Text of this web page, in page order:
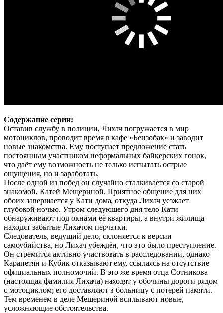
Содержание серии:
Оставив службу в полиции, Лихач погружается в мир
мотоциклов, проводит время в кафе «Бензобак» и заводит
новые знакомства. Ему поступает предложение стать
постоянным участником неформальных байкерских гонок,
что даёт ему возможность не только испытать острые
ощущения, но и заработать.
После одной из побед он случайно сталкивается со старой
знакомой, Катей Мещериной. Приятное общение для них
обоих завершается у Кати дома, откуда Лихач уезжает
глубокой ночью. Утром следующего дня тело Кати
обнаруживают под окнами её квартиры, а внутри жилища
находят забытые Лихачом перчатки.
Следователь, ведущий дело, склоняется к версии
самоубийства, но Лихач убеждён, что это было преступление.
Он стремится активно участвовать в расследовании, однако
Карапетян и Кубик отказывают ему, ссылаясь на отсутствие
официальных полномочий. В это же время отца Сотникова
(настоящая фамилия Лихача) находят у обочины дороги рядом
с мотоциклом; его доставляют в больницу с потерей памяти.
Тем временем в деле Мещериной всплывают новые,
усложняющие обстоятельства.